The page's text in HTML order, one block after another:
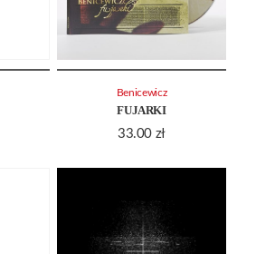
FUJARKI
33.00 zł
Benicewicz